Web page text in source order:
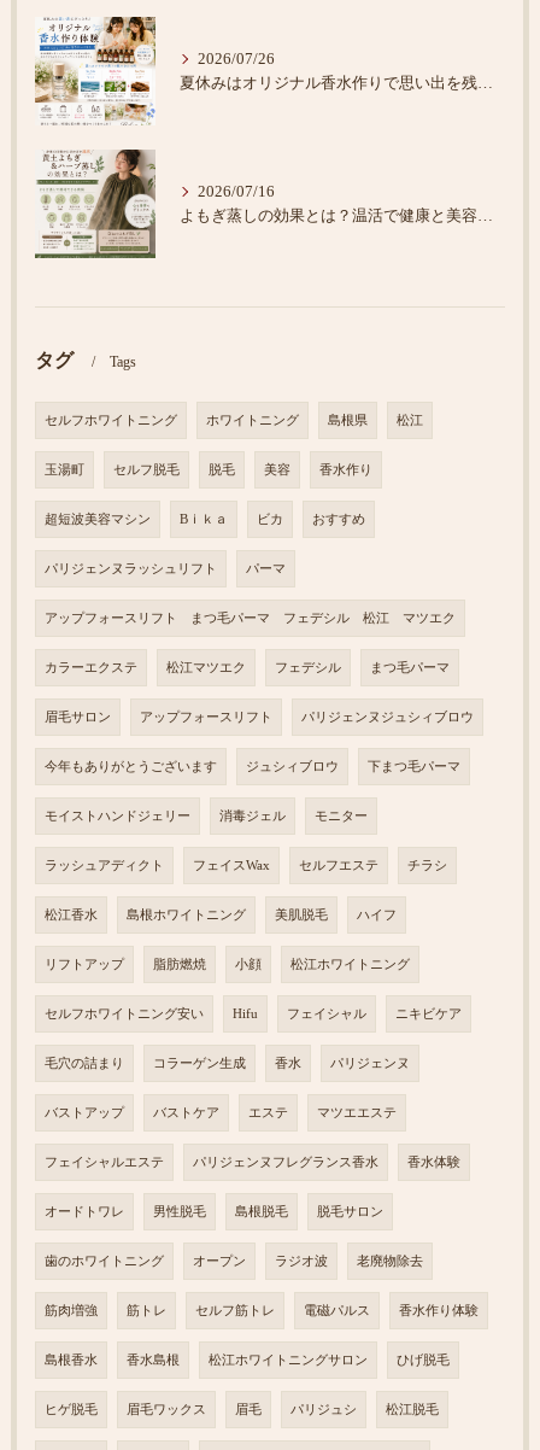
2026/07/26
夏休みはオリジナル香水作りで思い出を残そう♪
2026/07/16
タグ Tags
セルフホワイトニング ホワイトニング 島根県 松江
玉湯町 セルフ脱毛 脱毛 美容 香水作り
超短波美容マシン Bｉｋａ ビカ おすすめ
パリジェンヌラッシュリフト パーマ
アップフォースリフト まつ毛パーマ フェデシル 松江 マツエク
カラーエクステ 松江マツエク フェデシル まつ毛パーマ
眉毛サロン アップフォースリフト パリジェンヌジュシィブロウ
今年もありがとうございます ジュシィブロウ 下まつ毛パーマ
モイストハンドジェリー 消毒ジェル モニター
ラッシュアディクト フェイスWax セルフエステ チラシ
松江香水 島根ホワイトニング 美肌脱毛 ハイフ
リフトアップ 脂肪燃焼 小顔 松江ホワイトニング
セルフホワイトニング安い Hifu フェイシャル ニキビケア
毛穴の詰まり コラーゲン生成 香水 パリジェンヌ
バストアップ バストケア エステ マツエエステ
フェイシャルエステ パリジェンヌフレグランス香水 香水体験
オードトワレ 男性脱毛 島根脱毛 脱毛サロン
歯のホワイトニング オープン ラジオ波 老廃物除去
筋肉増強 筋トレ セルフ筋トレ 電磁パルス 香水作り体験
島根香水 香水島根 松江ホワイトニングサロン ひげ脱毛
ヒゲ脱毛 眉毛ワックス 眉毛 パリジュシ 松江脱毛